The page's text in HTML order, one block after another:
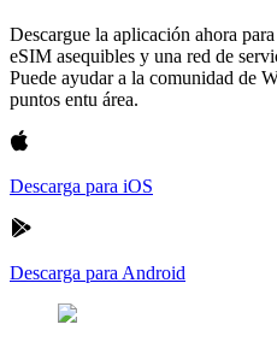
Descargue la aplicación ahora
eSIM asequibles y una red de
Puede ayudar a la comunidad de
puntos entu área.
Descarga para iOS
Descarga para Android